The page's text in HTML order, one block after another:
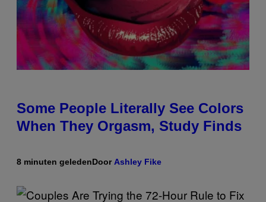
Some People Literally See Colors
When They Orgasm, Study Finds
8 minuten geledenDoor Ashley Fike